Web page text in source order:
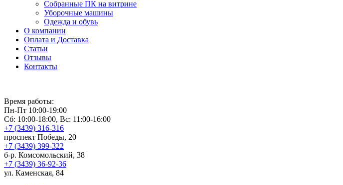
Собранные ПК на витрине
Уборочные машины
Одежда и обувь
О компании
Оплата и Доставка
Статьи
Отзывы
Контакты
Время работы:
Пн-Пт 10:00-19:00
Сб: 10:00-18:00, Вс: 11:00-16:00
+7 (3439) 316-316
проспект Победы, 20
+7 (3439) 399-322
б-р. Комсомольский, 38
+7 (3439) 36-92-36
ул. Каменская, 84